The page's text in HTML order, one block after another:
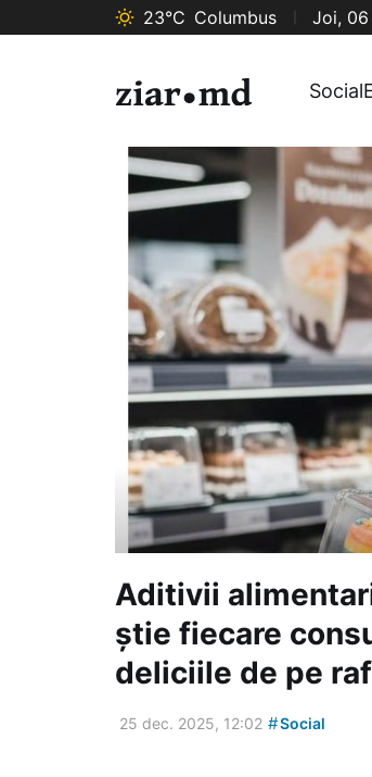
23°C Columbus Joi,
Social
Aditivii
știe fiecare
deliciile de pe
25 dec. 2025, 12:02 #Social